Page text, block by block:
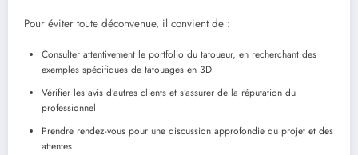
Pour éviter toute déconvenue, il convient de :
Consulter attentivement le portfolio du tatoueur, en recherchant des
exemples spécifiques de tatouages en 3D
Vérifier les avis d’autres clients et s’assurer de la réputation du
professionnel
Prendre rendez-vous pour une discussion approfondie du projet et des
attentes